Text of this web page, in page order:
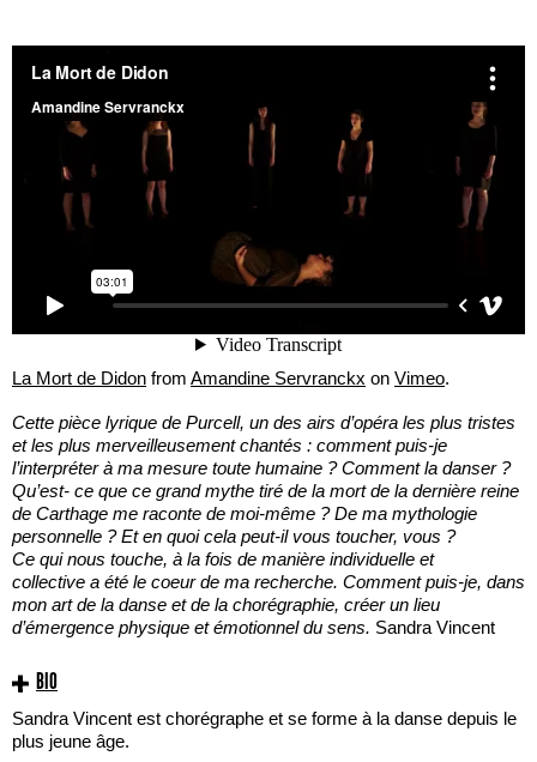
La Mort de Didon from Amandine Servranckx on Vimeo.
Cette pièce lyrique de Purcell, un des airs d’opéra les plus tristes
et les plus merveilleusement chantés : comment puis-je
l’interpréter à ma mesure toute humaine ? Comment la danser ?
Qu’est- ce que ce grand mythe tiré de la mort de la dernière reine
de Carthage me raconte de moi-même ? De ma mythologie
personnelle ? Et en quoi cela peut-il vous toucher, vous ?
Ce qui nous touche, à la fois de manière individuelle et
collective a été le coeur de ma recherche. Comment puis-je, dans
mon art de la danse et de la chorégraphie, créer un lieu
d’émergence physique et émotionnel du sens. Sandra Vincent
BIO
Sandra Vincent est chorégraphe et se forme à la danse depuis le
plus jeune âge.